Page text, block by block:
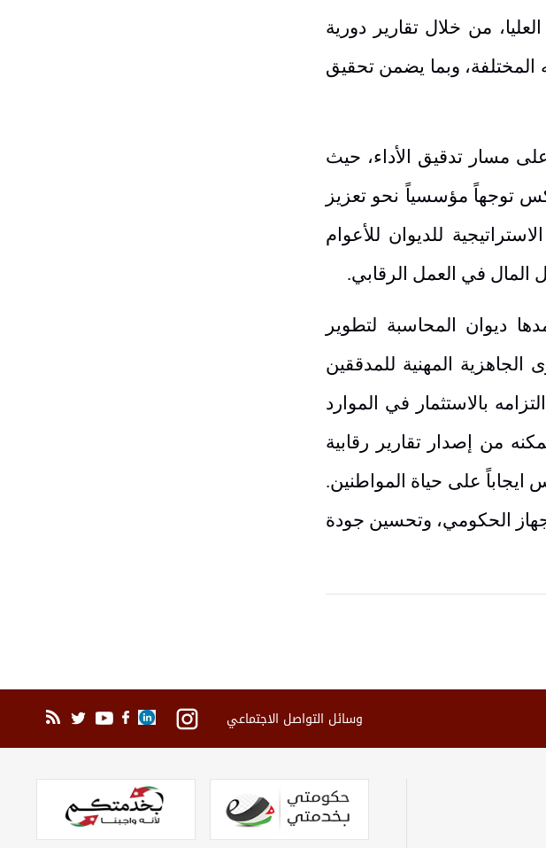
من خلال تقارير دورية
المختلفة، وبما يضمن تحقيق
مسار تدقيق الأداء، حيث
بما يعكس توجهاً مؤسسياً نحو تعزيز
للديوان للأعوام
ديوان المحاسبة لتطوير
المهنية للمدققين
بالاستثمار في الموارد
من إصدار تقارير رقابية
ايجاباً على حياة المواطنين.
الحكومي، وتحسين جودة
وسائل التواصل الاجتماعي